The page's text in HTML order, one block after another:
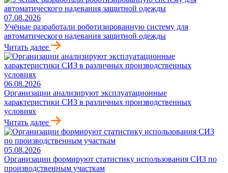
07.08.2026
Учёные разработали роботизированную систему для
автоматического надевания защитной одежды
Читать далее
06.08.2026
Организации анализируют эксплуатационные
характеристики СИЗ в различных производственных
условиях
Читать далее
05.08.2026
Организации формируют статистику использования СИЗ по
производственным участкам